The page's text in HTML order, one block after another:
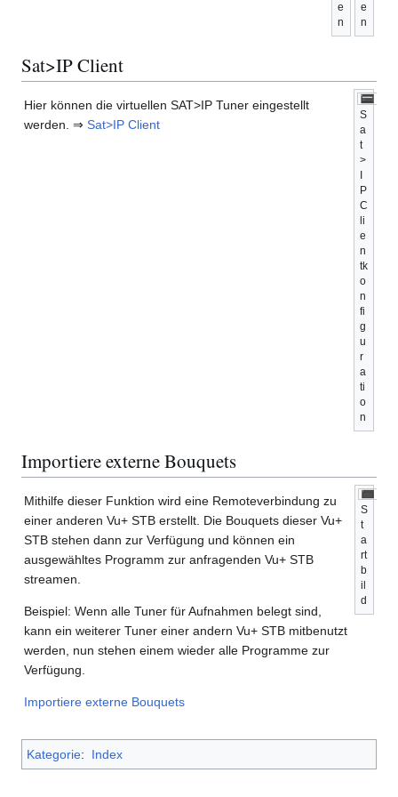
e
n
e
n
Sat>IP Client
Hier können die virtuellen SAT>IP Tuner eingestellt
werden. ⇒ Sat>IP Client
S
a
t
>
P
C
li
e
n
tk
o
n
fi
g
u
r
a
ti
o
n
Importiere externe Bouquets
Mithilfe dieser Funktion wird eine Remoteverbindung zu
einer anderen Vu+ STB erstellt. Die Bouquets dieser Vu+
STB stehen dann zur Verfügung und können ein
ausgewähltes Programm zur anfragenden Vu+ STB
streamen.
Beispiel: Wenn alle Tuner für Aufnahmen belegt sind,
kann ein weiterer Tuner einer andern Vu+ STB mitbenutzt
werden, nun stehen einem wieder alle Programme zur
Verfügung.
Importiere externe Bouquets
S
t
a
rt
b
il
d
Kategorie: Index